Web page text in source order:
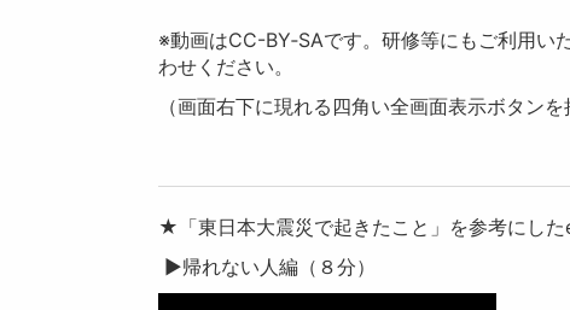
※動画はCC-BY‐SAです。研修等にもご利用い
わせください。
（画面右下に現れる四角い全画面表示ボタン
★「東日本大震災で起きたこと」を参考にし
▶帰れない人編（８分）